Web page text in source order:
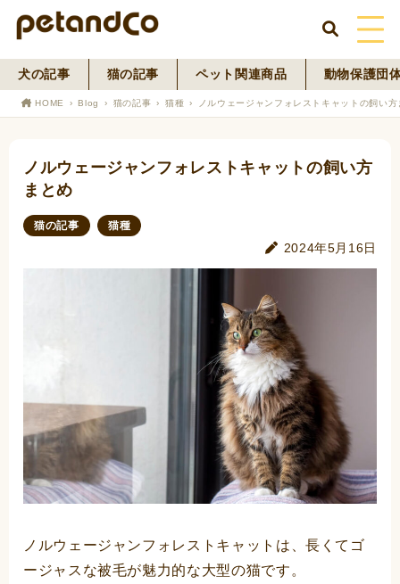
HOME
寄付活動
犬の記事 猫の記事 ペット関連商品 動物保護団
HOME Blog 猫の記事 猫種 ノルウェージャンフォレストキャットの飼い方
ノルウェージャンフォレストキャットの飼い方
まとめ
猫の記事 猫種
2024年5月16日
ノルウェージャンフォレストキャットは、長くてゴ
ージャスな被毛が魅力的な大型の猫です。